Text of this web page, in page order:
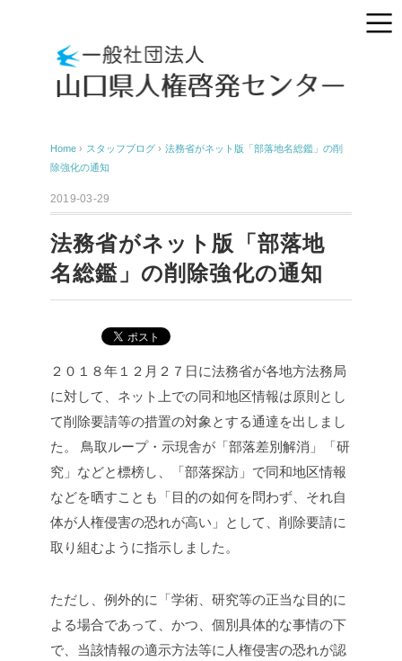
Home › スタッフブログ › 法務省がネット版「部落地名総鑑」の削
除強化の通知
2019-03-29
法務省がネット版「部落地
名総鑑」の削除強化の通知
２０１８年１２月２７日に法務省が各地方法務局
に対して、ネット上での同和地区情報は原則とし
て削除要請等の措置の対象とする通達を出しまし
た。
鳥取ループ・示現舎が「部落差別解消」「研
究」などと標榜し、「部落探訪」で同和地区情報
などを晒すことも「目的の如何を問わず、それ自
体が人権侵害の恐れが高い」として、削除要請に
取り組むように指示しました。
ただし、例外的に「学術、研究等の正当な目的に
よる場合であって、かつ、個別具体的な事情の下
で、当該情報の適示方法等に人権侵害の恐れが認